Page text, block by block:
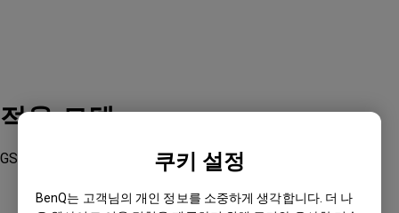
쿠키 설정
BenQ는 고객님의 개인 정보를 소중하게 생각합니다. 더 나
적용 모델
GS50, GV11, GV30, TK700STi, X3000i